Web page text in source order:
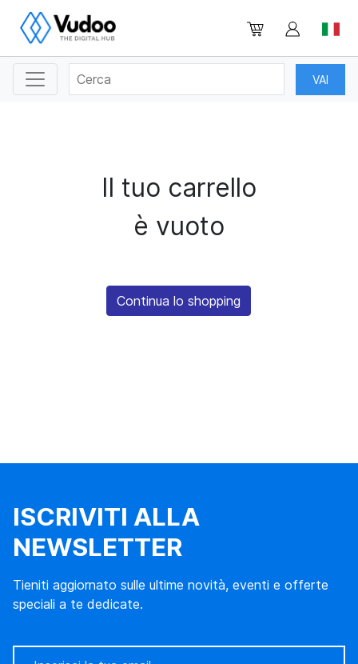
Il tuo carrello
è vuoto
Continua lo shopping
ISCRIVITI ALLA
NEWSLETTER
Tieniti aggiornato sulle ultime novità, eventi e offerte
speciali a te dedicate.